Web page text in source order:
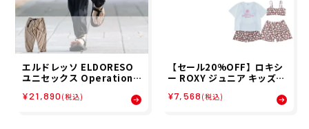
エルドレッソ ELDORESO
ユニセックス Operation P
ンツ E2005125 25FA
¥21,890 (税込)
【セール20%OFF】ロキシ
ー ROXY ジュニア キッズ
AY 3点セット ラッシュTシ
¥7,568 (税込)